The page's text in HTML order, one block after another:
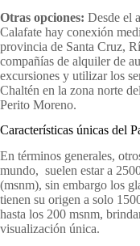
Otras opciones: Desde el
Calafate hay conexión
provincia de Santa Cruz,
compañías de alquiler de
excursiones y utilizar los
Chaltén en la zona norte
Perito Moreno.
Características únicas del
En términos generales,
mundo, suelen estar a
(msnm), sin embargo los
tienen su origen a solo
hasta los 200 msnm,
visualización única.